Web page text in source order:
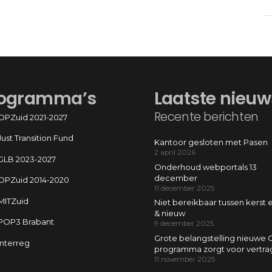
2021-2027
Transition Fund
2023-2027
2014-2020
Brabant
Laatste
Recente berichten
Kantoor gesloten met Pasen
2 april 2026
Onderhoud webportals 13
december
11 december 2025
Niet bereikbaar tussen kerst
& nieuw
9 december 2025
Grote belangstelling nieuwe
programma zorgt voor
11 november 2025